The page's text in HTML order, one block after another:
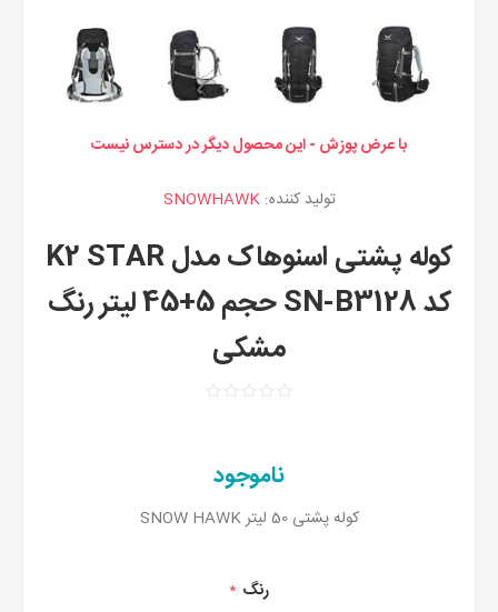
با عرض پوزش - این محصول دیگر در دسترس نیست
تولید کننده: SNOWHAWK
کوله پشتی اسنوهاک مدل K2 STAR
کد SN-B3128 حجم 5+45 لیتر رنگ
مشکی
ناموجود
کوله پشتی 50 لیتر SNOW HAWK
رنگ *